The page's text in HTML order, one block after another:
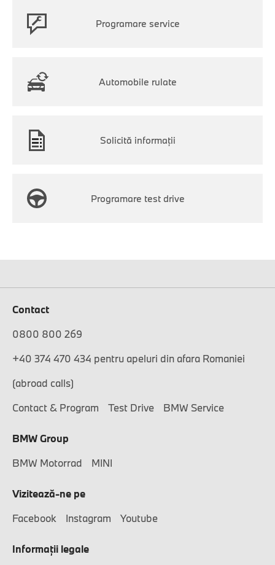
Programare service
Automobile rulate
Solicită informaţii
Programare test drive
Contact
0800 800 269
+40 374 470 434 pentru apeluri din afara Romaniei
(abroad calls)
Contact & Program
Test Drive BMW Service
BMW Group
BMW Motorrad
MINI
Vizitează-ne pe
Facebook
Instagram Youtube
Informaţii legale